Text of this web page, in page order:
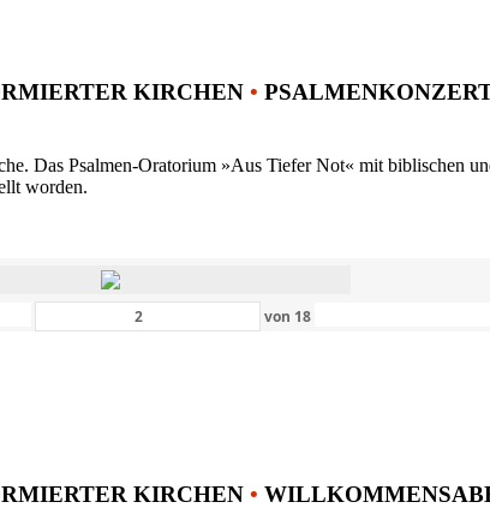
KIRCHEN •
Das Psalmen-Oratorium »Aus Tiefer Not« mit biblischen
worden.
von 18
KIRCHEN •